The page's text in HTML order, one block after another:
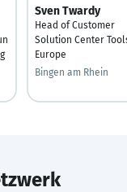
Sven Twardy
Head of Customer
Solution Center
Europe
Bingen am Rhein